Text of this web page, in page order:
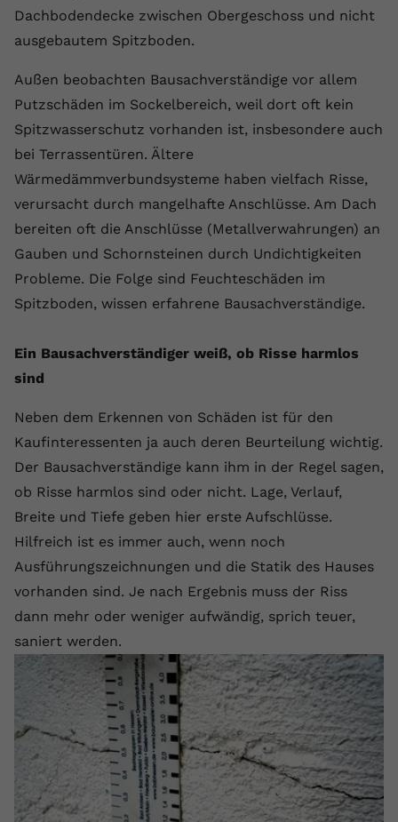
Dachbodendecke zwischen Obergeschoss und nicht
ausgebautem Spitzboden.
Außen beobachten Bausachverständige vor allem
Putzschäden im Sockelbereich, weil dort oft kein
Spitzwasserschutz vorhanden ist, insbesondere auch
bei Terrassentüren. Ältere
Wärmedämmverbundsysteme haben vielfach Risse,
verursacht durch mangelhafte Anschlüsse. Am Dach
bereiten oft die Anschlüsse (Metallverwahrungen) an
Gauben und Schornsteinen durch Undichtigkeiten
Probleme. Die Folge sind Feuchteschäden im
Spitzboden, wissen erfahrene Bausachverständige.
Ein Bausachverständiger weiß, ob Risse harmlos
sind
Neben dem Erkennen von Schäden ist für den
Kaufinteressenten ja auch deren Beurteilung wichtig.
Der Bausachverständige kann ihm in der Regel sagen,
ob Risse harmlos sind oder nicht. Lage, Verlauf,
Breite und Tiefe geben hier erste Aufschlüsse.
Hilfreich ist es immer auch, wenn noch
Ausführungszeichnungen und die Statik des Hauses
vorhanden sind. Je nach Ergebnis muss der Riss
dann mehr oder weniger aufwändig, sprich teuer,
saniert werden.